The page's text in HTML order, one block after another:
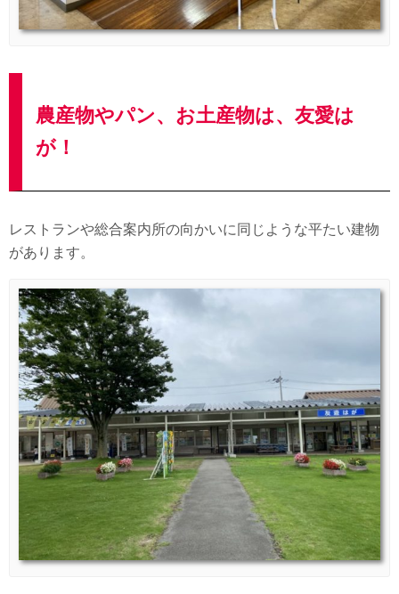
農産物やパン、お土産物は、友愛は
が！
レストランや総合案内所の向かいに同じような平たい建物
があります。